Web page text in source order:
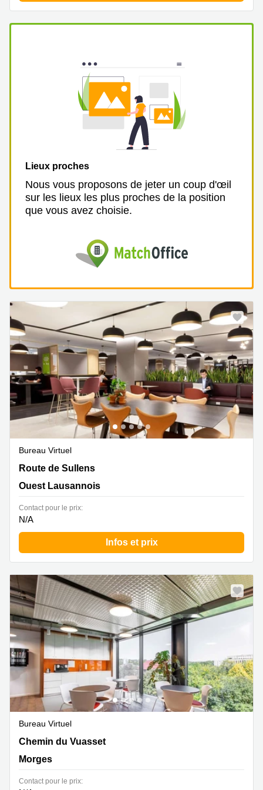
Lieux proches
Nous vous proposons de jeter un coup d'œil
sur les lieux les plus proches de la position
que vous avez choisie.
Bureau Virtuel
Route de Sullens 40, Ouest Lausannois
Route de Sullens
Ouest Lausannois
Contact pour le prix:
N/A
Infos et prix
Bureau Virtuel
Chemin du Vuasset 2,2. Stock, Morges
Chemin du Vuasset
Morges
Contact pour le prix: